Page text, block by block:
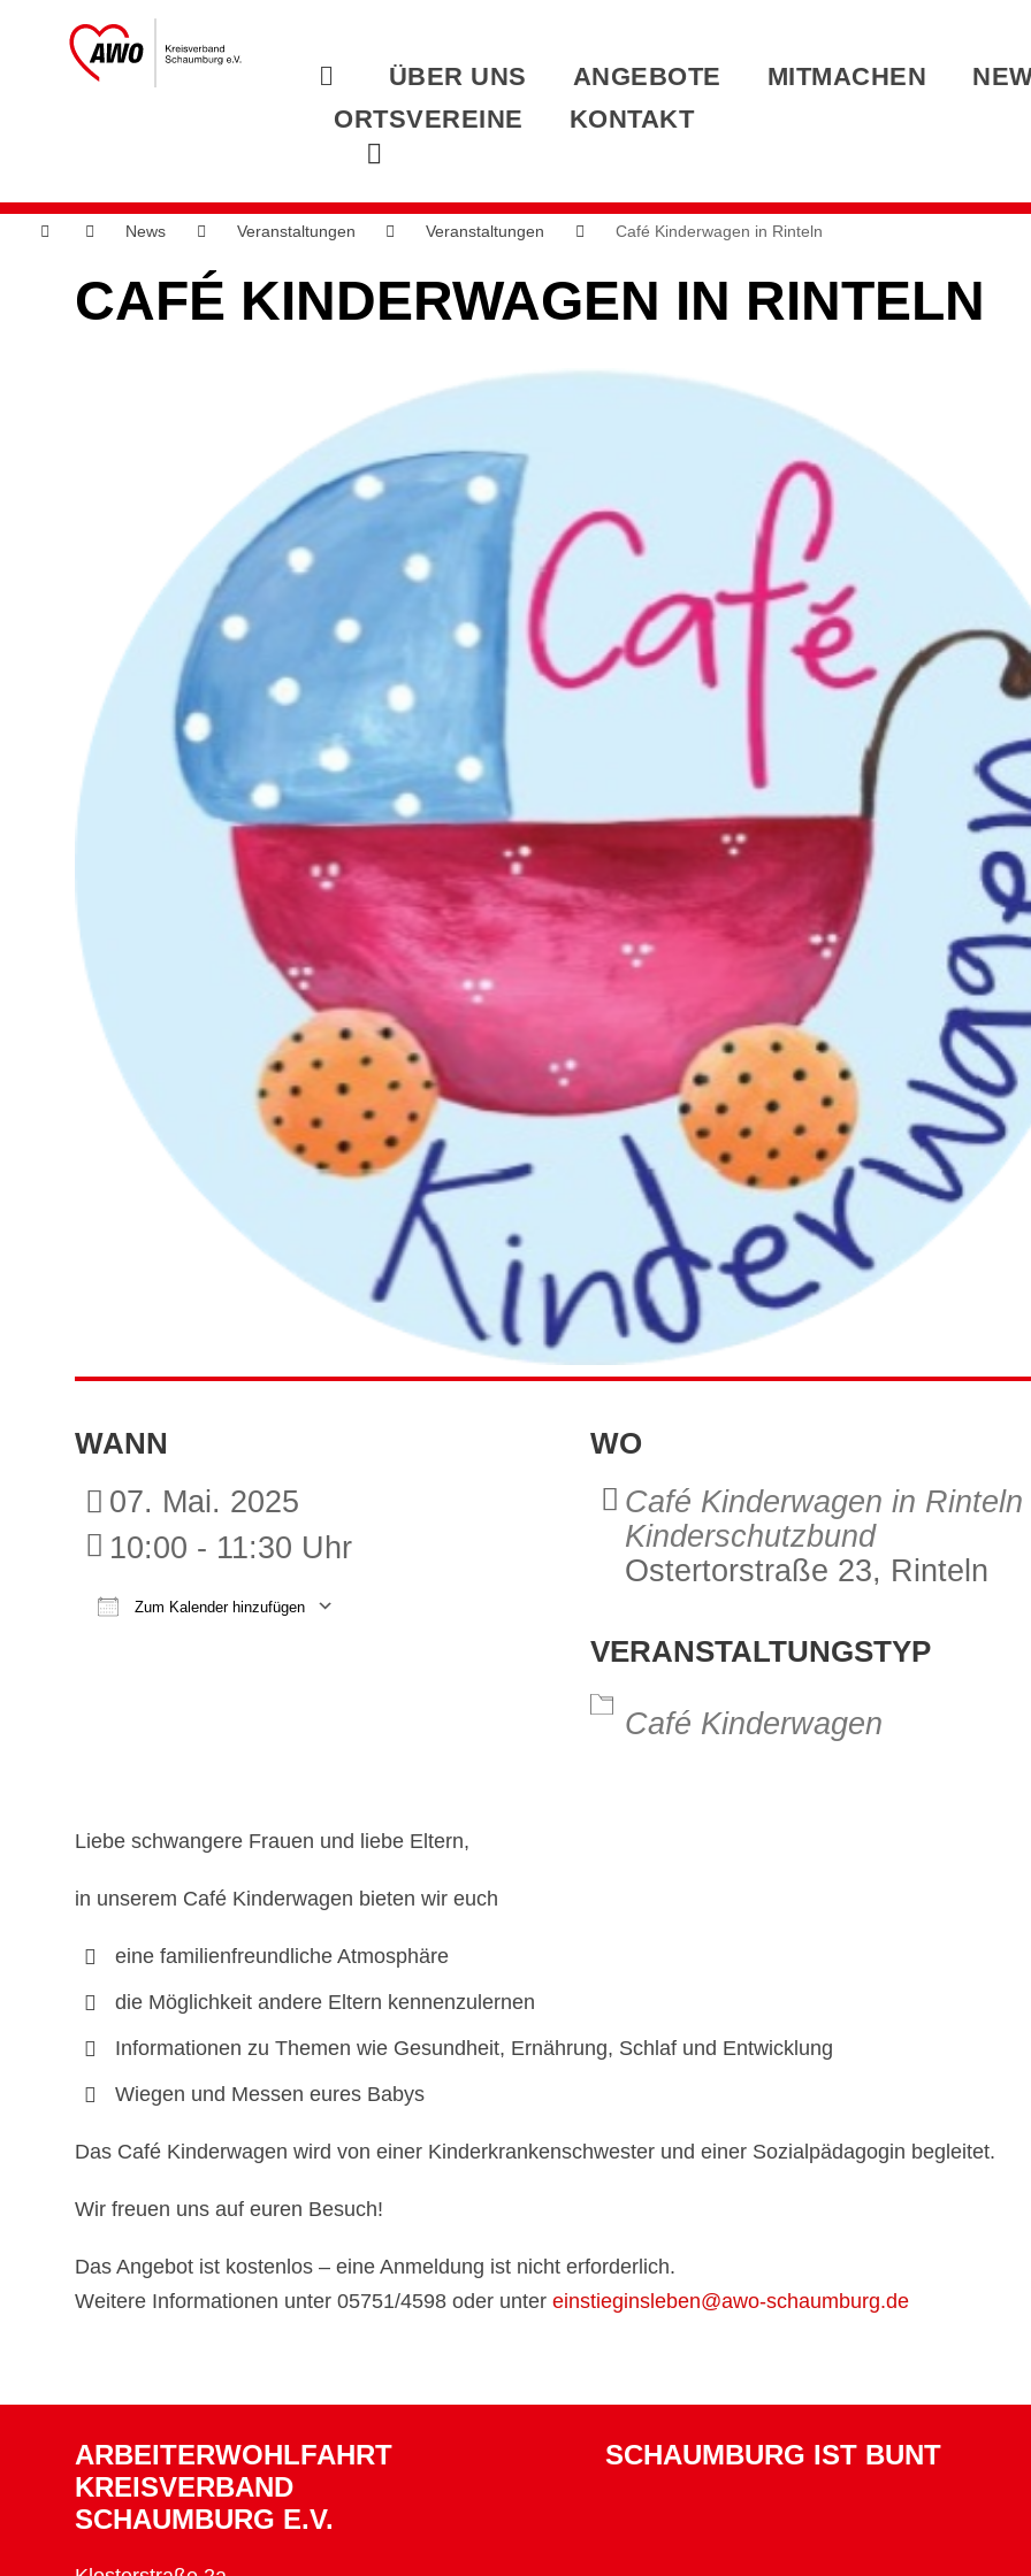
ÜBER UNS ANGEBOTE MITMACHEN
ORTSVEREINE
KONTAKT
News Veranstaltungen Veranstaltungen Café Kinderwagen in Rinteln
CAFÉ KINDERWAGEN IN RINTELN
WANN
07. Mai. 2025
10:00 - 11:30 Uhr
Zum Kalender hinzufügen
Google Kalender iCalendar Office
WO
Café Kinderwagen in Rinteln
Kinderschutzbund
Ostertorstraße 23, Rinteln
VERANSTALTUNGSTYP
Café Kinderwagen
Liebe schwangere Frauen und liebe Eltern,
in unserem Café Kinderwagen bieten wir euch
eine familienfreundliche Atmosphäre
die Möglichkeit andere Eltern kennenzulernen
Informationen zu Themen wie Gesundheit, Ernährung, Schlaf und Entwicklung
Wiegen und Messen eures Babys
Das Café Kinderwagen wird von einer Kinderkrankenschwester und einer Sozialpädagogin begleitet.
Wir freuen uns auf euren Besuch!
Das Angebot ist kostenlos – eine Anmeldung ist nicht erforderlich.
Weitere Informationen unter 05751/4598 oder unter einstieginsleben@awo-schaumburg.de
ARBEITERWOHLFAHRT
KREISVERBAND
SCHAUMBURG E.V.
SCHAUMBURG IST BUNT